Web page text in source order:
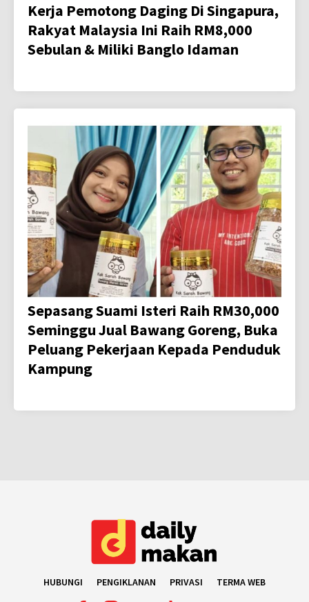
Kerja Pemotong Daging Di Singapura,
Rakyat Malaysia Ini Raih RM8,000
Sebulan & Miliki Banglo Idaman
Sepasang Suami Isteri Raih RM30,000
Seminggu Jual Bawang Goreng, Buka
Peluang Pekerjaan Kepada Penduduk
Kampung
HUBUNGI PENGIKLANAN PRIVASI TERMA WEB